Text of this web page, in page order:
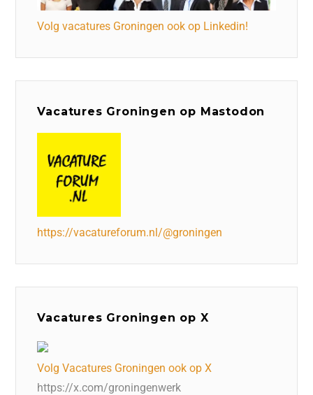
Volg vacatures Groningen ook op Linkedin!
Vacatures Groningen op Mastodon
https://vacatureforum.nl/@groningen
Vacatures Groningen op X
Volg Vacatures Groningen ook op X
https://x.com/groningenwerk